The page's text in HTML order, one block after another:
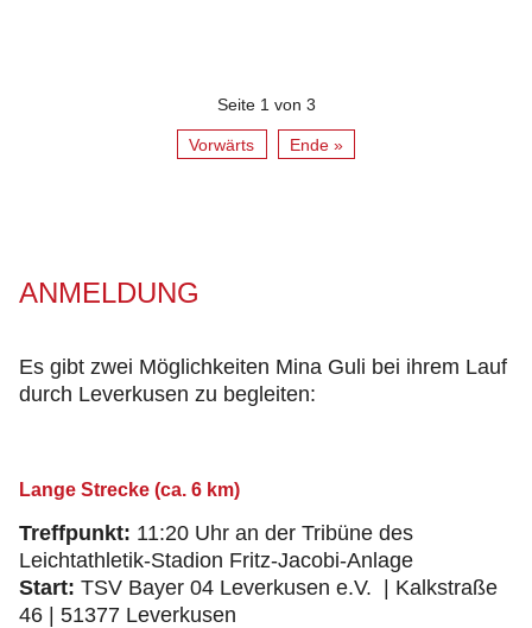
Seite 1 von 3
Vorwärts Ende »
ANMELDUNG
Es gibt zwei Möglichkeiten Mina Guli bei ihrem Lauf
durch Leverkusen zu begleiten:
Lange Strecke (ca. 6 km)
Treffpunkt: 11:20 Uhr an der Tribüne des
Leichtathletik-Stadion Fritz-Jacobi-Anlage
Start: TSV Bayer 04 Leverkusen e.V. | Kalkstraße
46 | 51377 Leverkusen